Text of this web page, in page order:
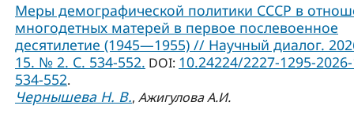
Меры демографической политики СССР в
многодетных матерей в первое послевоенное
десятилетие (1945—1955) // Научный диалог.
15. № 2. С. 534-552. DOI: 10.24224/2227-1295-
534-552.
Чернышева Н. В., Ажигулова А.И.